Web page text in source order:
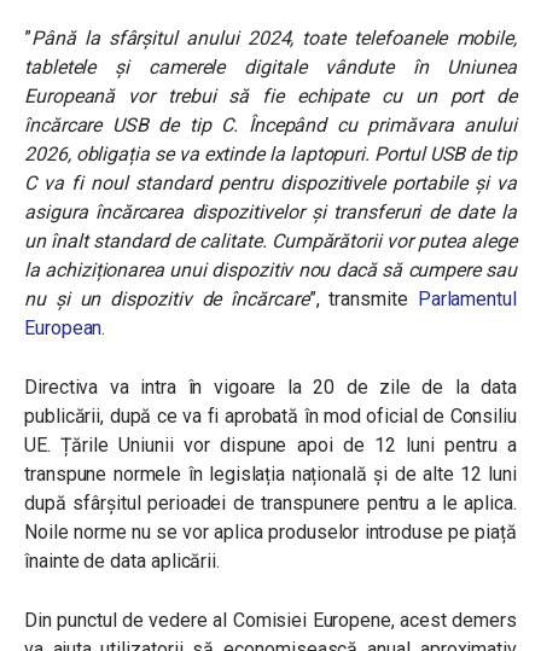
”Până la sfârșitul anului 2024, toate telefoanele mobile,
tabletele și camerele digitale vândute în Uniunea
Europeană vor trebui să fie echipate cu un port de
încărcare USB de tip C. Începând cu primăvara anului
2026, obligația se va extinde la laptopuri. Portul USB de tip
C va fi noul standard pentru dispozitivele portabile și va
asigura încărcarea dispozitivelor și transferuri de date la
un înalt standard de calitate. Cumpărătorii vor putea alege
la achiziționarea unui dispozitiv nou dacă să cumpere sau
nu și un dispozitiv de încărcare”, transmite Parlamentul
European.
Directiva va intra în vigoare la 20 de zile de la data
publicării, după ce va fi aprobată în mod oficial de Consiliu
UE. Țările Uniunii vor dispune apoi de 12 luni pentru a
transpune normele în legislația națională și de alte 12 luni
după sfârșitul perioadei de transpunere pentru a le aplica.
Noile norme nu se vor aplica produselor introduse pe piață
înainte de data aplicării.
Din punctul de vedere al Comisiei Europene, acest demers